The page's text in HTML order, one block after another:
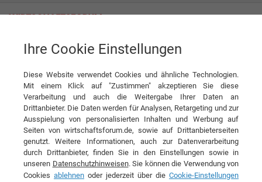
MT-Propeller Entwicklung GmbH
Interview MT-Propeller Entwicklung GmbH
DIESEN ARTIKEL EMPFEHLEN
Einzigartige Propeller-Innovation
für die Luftfahrt
Ihre Cookie Einstellungen
Diese Website verwendet Cookies und ähnliche Technologien.
Mit einem Klick auf "Zustimmen" akzeptieren Sie diese
Verarbeitung und auch die Weitergabe Ihrer Daten an
Drittanbieter. Die Daten werden für Analysen, Retargeting und zur
Ausspielung von personalisierten Inhalten und Werbung auf
Seiten von wirtschaftsforum.de, sowie auf Drittanbieterseiten
genutzt. Weitere Informationen, auch zur Datenverarbeitung
durch Drittanbieter, finden Sie in den Einstellungen sowie in
unseren Datenschutzhinweisen. Sie können die Verwendung von
Cookies ablehnen oder jederzeit über die Cookie-Einstellungen